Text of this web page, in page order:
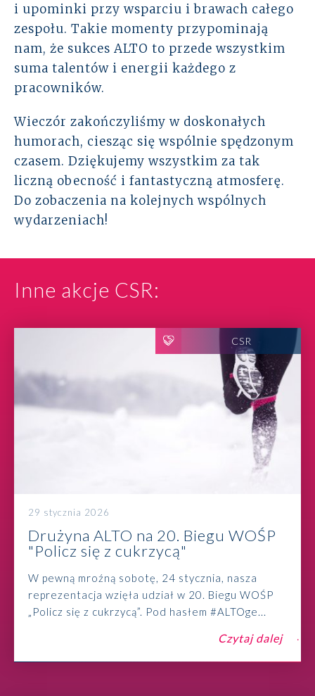
i upominki przy wsparciu i brawach całego
zespołu. Takie momenty przypominają
nam, że sukces ALTO to przede wszystkim
suma talentów i energii każdego z
pracowników.
Wieczór zakończyliśmy w doskonałych
humorach, ciesząc się wspólnie spędzonym
czasem. Dziękujemy wszystkim za tak
liczną obecność i fantastyczną atmosferę.
Do zobaczenia na kolejnych wspólnych
wydarzeniach!
Inne akcje CSR:
CSR
29 stycznia 2026
Drużyna ALTO na 20. Biegu WOŚP
"Policz się z cukrzycą"
W pewną mroźną sobotę, 24 stycznia, nasza
reprezentacja wzięła udział w 20. Biegu WOŚP
„Policz się z cukrzycą”. Pod hasłem #ALTOge...
Czytaj dalej